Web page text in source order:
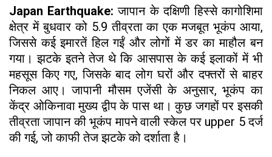
Japan Earthquake: जापान के दक्षिणी हिस्से कागोशिमा
क्षेत्र में बुधवार को 5.9 तीव्रता का एक मजबूत भूकंप आया,
जिससे कई इमारतें हिल गईं और लोगों में डर का माहौल बन
गया। झटके इतने तेज थे कि आसपास के कई इलाकों में भी
महसूस किए गए, जिसके बाद लोग घरों और दफ्तरों से बाहर
निकल आए। जापानी मौसम एजेंसी के अनुसार, भूकंप का
केंद्र ओकिनावा मुख्य द्वीप के पास था। कुछ जगहों पर इसकी
तीव्रता जापान की भूकंप मापने वाली स्केल पर upper 5 दर्ज
की गई, जो काफी तेज झटके को दर्शाता है।